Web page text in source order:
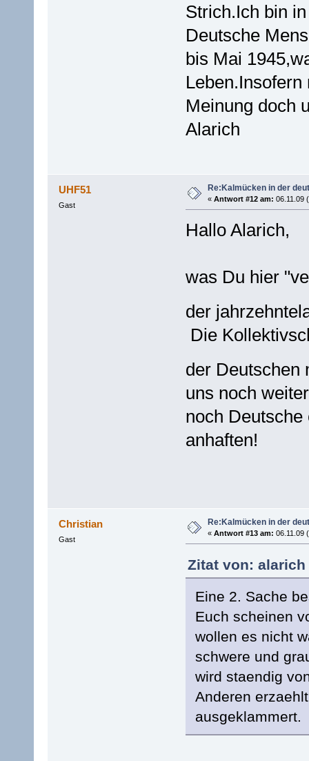
Strich.Ich bin
Deutsche
bis Mai
Meinung doch
Alarich
UHF51
Gast
Re:Kalmücken in der
« Antwort #12 am: 06.11.09
Hallo Alarich,
was Du hier
der
Die
der
uns noch
noch
anhaften!
Christian
Gast
Re:Kalmücken in der
« Antwort #13 am: 06.11.09
Zitat von: alarich
Eine 2. Sache
Euch scheinen
wollen es nicht
schwere und
wird staendig
Anderen
ausgeklammert.